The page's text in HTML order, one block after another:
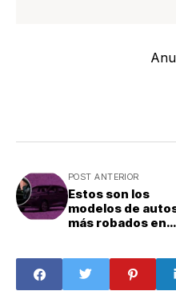
POST ANTERIOR
Estos son los
modelos de
más robados en